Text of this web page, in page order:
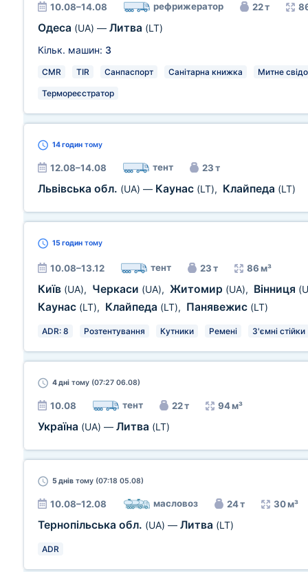
10.08–14.08 рефрижератор 22 т
Одеса (UA) — Литва (LT)
Кільк. машин: 3
CMR TIR Санпаспорт Санітарна книжка Митне
Термореєстратор
14 годин тому
12.08–14.08 тент 23 т
Львівська обл. (UA) — Каунас (LT), Клайпеда (LT)
15 годин тому
10.08–13.12 тент 23 т 86 м³
Київ (UA), Черкаси (UA), Житомир (UA), Вінниця
Каунас (LT), Клайпеда (LT), Панявежис (LT)
ADR: 8 Розтентування Кутники Ремені З'ємні стійки
4 дні тому (07:27 06.08)
10.08 тент 22 т 94 м³
Україна (UA) — Литва (LT)
5 днів тому (07:18 05.08)
10.08–12.08 масловоз 24 т 30 м³
Тернопільська обл. (UA) — Литва (LT)
ADR